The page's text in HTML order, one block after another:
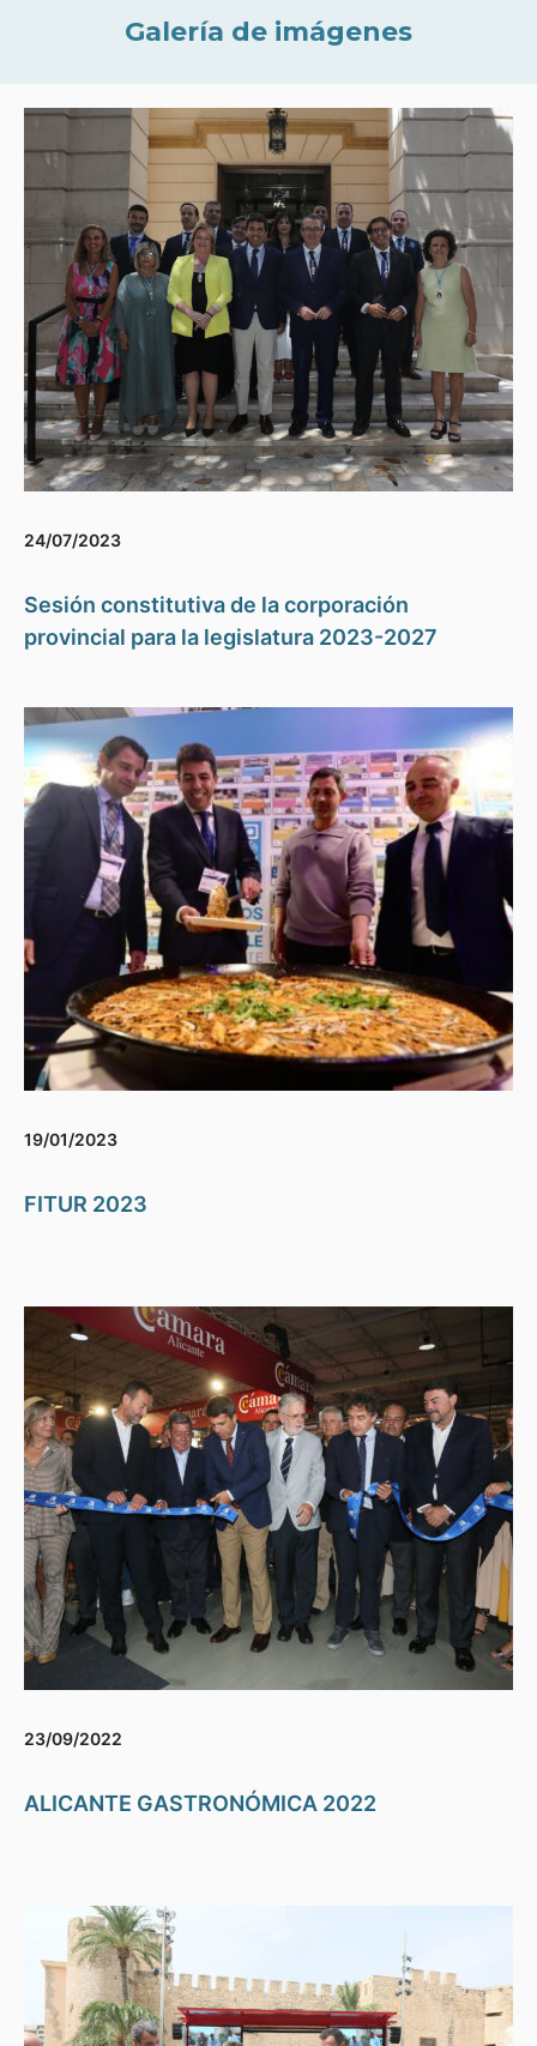
Galería de imágenes
24/07/2023
Sesión constitutiva de la corporación
provincial para la legislatura 2023-2027
19/01/2023
FITUR 2023
23/09/2022
ALICANTE GASTRONÓMICA 2022